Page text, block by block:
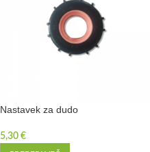
Nastavek za dudo
5,30 €